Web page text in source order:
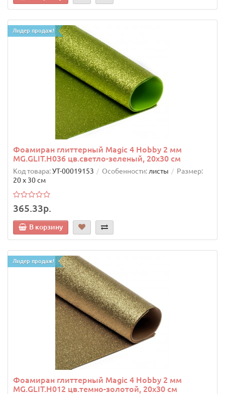
Лидер продаж!
Фоамиран глиттерный Magic 4 Hobby 2 мм
MG.GLIT.H036 цв.светло-зеленый, 20х30 см
Код товара:УТ-00019153 Особенности: листы
Размер:
20 х 30 см
365.33р.
В корзину
Лидер продаж!
Фоамиран глиттерный Magic 4 Hobby 2 мм
MG.GLIT.H012 цв.темно-золотой, 20х30 см